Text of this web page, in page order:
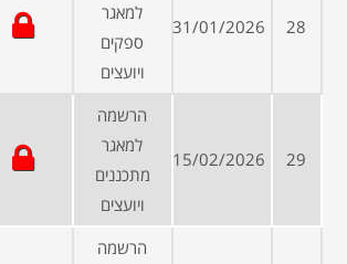
28
31/01/2026
למאגר
ספקים
ויועצים
29
15/02/2026
הרשמה
למאגר
מתכננים
ויועצים
הרשמה